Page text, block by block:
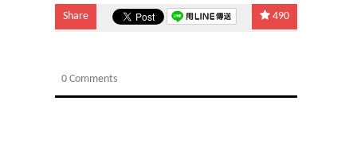
Share 490
0 Comments